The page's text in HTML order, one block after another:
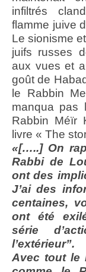
infiltrés
flamme juive
Le sionisme
juifs russes
aux vues et
goût de
le Rabbin
manqua pas
Rabbin Méïr
livre « The
«[…..] On
Rabbi de
ont des
J’ai des
centaines,
ont été
série
l’extérieur”.
Avec tout le